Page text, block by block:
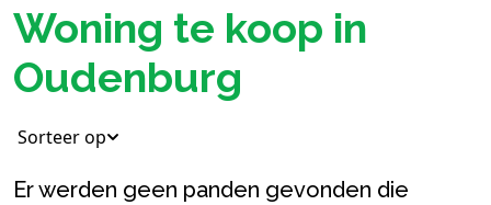
Woning te koop in
Oudenburg
Sorteer op
Er werden geen panden gevonden die